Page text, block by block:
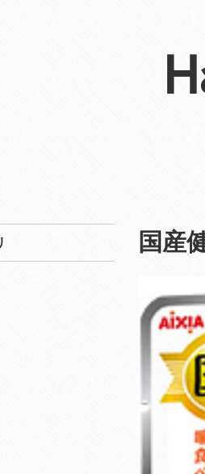
国産